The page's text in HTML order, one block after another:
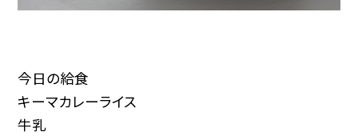
今日の給食
キーマカレーライス
牛乳